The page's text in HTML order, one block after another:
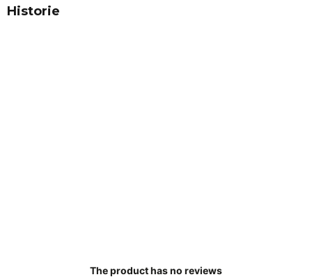
Historie
The product has no reviews